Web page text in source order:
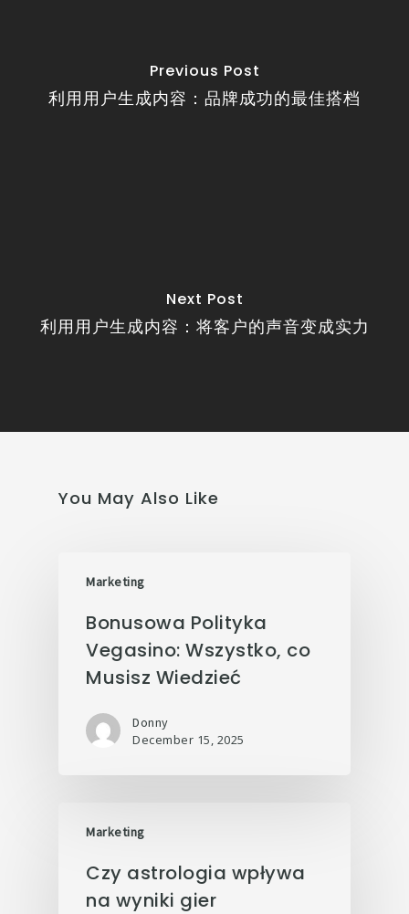
Previous Post
利用用户生成内容：品牌成功的最佳搭档
Next Post
利用用户生成内容：将客户的声音变成实力
You May Also Like
Marketing
Bonusowa Polityka
Vegasino: Wszystko, co
Musisz Wiedzieć
Donny
December 15, 2025
Marketing
Czy astrologia wpływa
na wyniki gier